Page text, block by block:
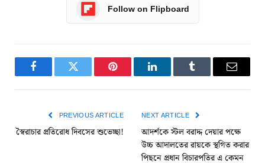
Follow on Flipboard
FacebookTwitter Pinterest LinkedInTumblr Email
PREVIOUS ARTICLE
স্বৈরাচার প্রতিরোধ দিবসের শুভেচ্ছা!
NEXT ARTICLE
আদর্শকে স্টল বরাদ্দ দেয়ার পক্ষে
উচ্চ আদালতের রায়কে স্থগিত করার
পিছনে প্রধান বিচারপতির এ কেমন